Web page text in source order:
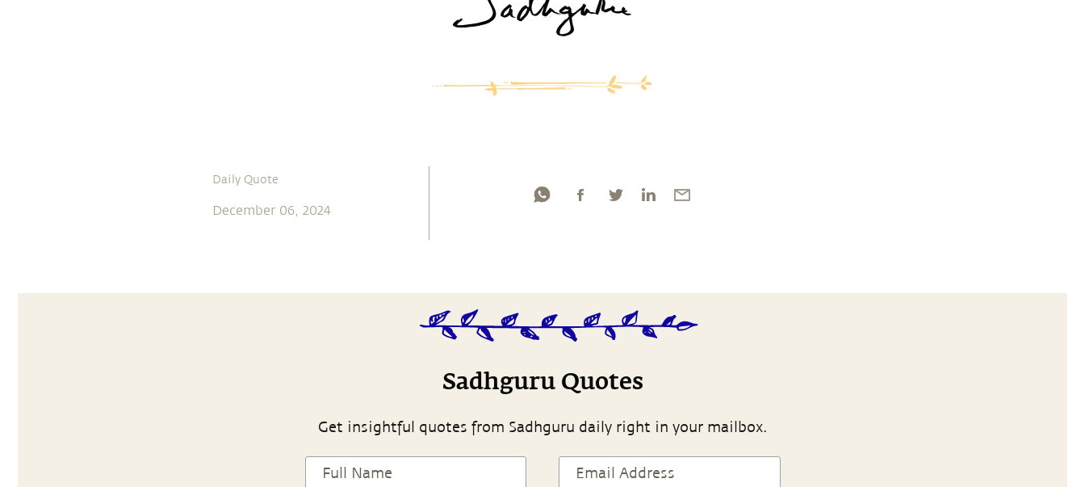
Daily Quote
December 06, 2024
Sadhguru Quotes
Get insightful quotes from Sadhguru daily right in your mailbox.